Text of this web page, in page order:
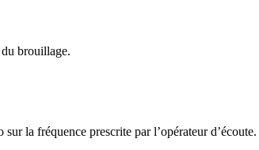
du brouillage.
la fréquence prescrite par l’opérateur d’écoute.